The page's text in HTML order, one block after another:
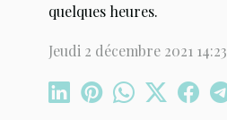
quelques heures.
Jeudi 2 décembre 2021 14:23